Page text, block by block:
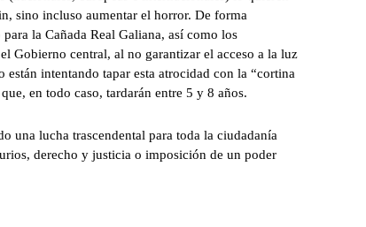
sino incluso aumentar el horror. De forma
la Cañada Real Galiana, así como los
Gobierno central, al no garantizar el acceso a la luz
intentando tapar esta atrocidad con la “cortina
en todo caso, tardarán entre 5 y 8 años.
una lucha trascendental para toda la ciudadanía
derecho y justicia o imposición de un poder